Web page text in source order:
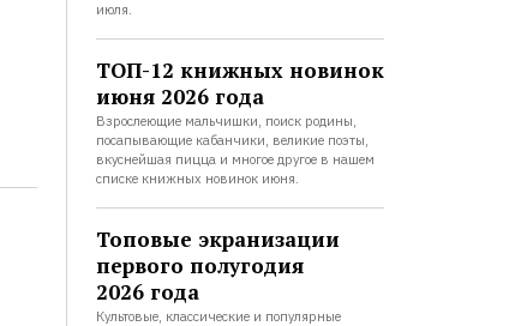
июля.
ТОП-12 книжных новинок
июня 2026 года
Взрослеющие мальчишки, поиск родины,
посапывающие кабанчики, великие поэты,
вкуснейшая пицца и многое другое в нашем
списке книжных новинок июня.
Топовые экранизации
первого полугодия
2026 года
Культовые, классические и популярные